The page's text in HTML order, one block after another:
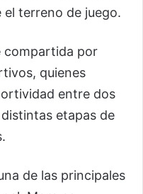
terreno de juego.
compartida por
quienes
entre dos
etapas de
de las principales